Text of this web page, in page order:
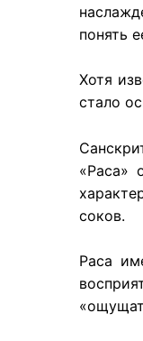
понять
Хотя
стало
«Раса»
соков.
Раса